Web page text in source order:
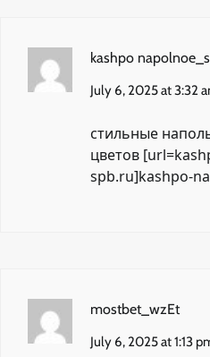
kashpo
July 6, 2025 at 3:32
стильные
цветов
spb.ru]kashpo-
mostbet_wzEt
July 6, 2025 at 1:13